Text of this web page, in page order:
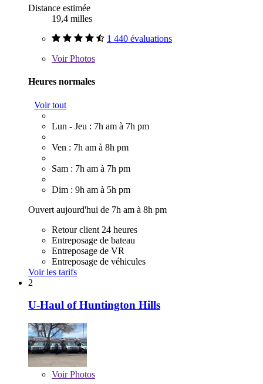
Distance estimée
19,4 milles
1 440 évaluations
VoirPhotos
Heures normales
Voir tout
Lun - Jeu : 7h am à 7h pm
Ven : 7h am à 8h pm
Sam : 7h am à 7h pm
Dim : 9h am à 5h pm
Ouvert aujourd'hui de 7h am à 8h pm
Retour client 24 heures
Entreposage de bateau
Entreposage de VR
Entreposage de véhicules
Voir les tarifs
2
U-Haul of Huntington Hills
VoirPhotos